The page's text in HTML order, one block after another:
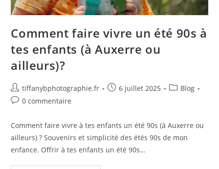
Comment faire vivre un été 90s à
tes enfants (à Auxerre ou
ailleurs)?
tiffanybphotographie.fr 6 juillet 2025
Blog
0 commentaire
Comment faire vivre à tes enfants un été 90s (à Auxerre ou
ailleurs) ? Souvenirs et simplicité des étés 90s de mon
enfance. Offrir à tes enfants un été 90s…